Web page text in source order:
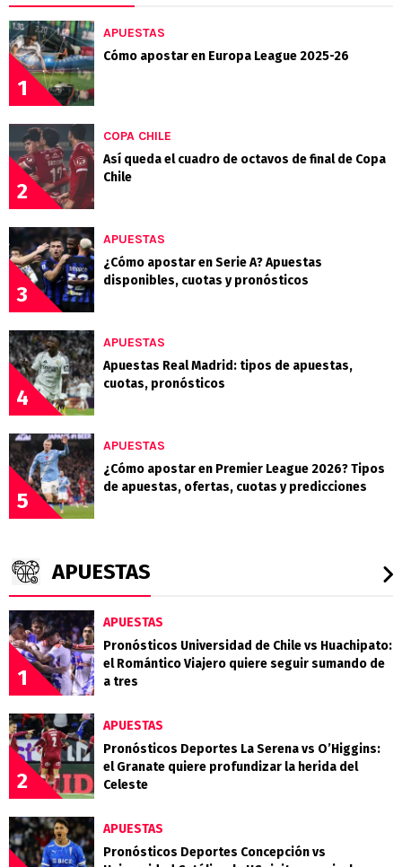
1
APUESTAS
Cómo apostar en Europa League 2025-26
2
COPA CHILE
Así queda el cuadro de octavos de final de Copa
Chile
3
APUESTAS
¿Cómo apostar en Serie A? Apuestas
disponibles, cuotas y pronósticos
4
APUESTAS
Apuestas Real Madrid: tipos de apuestas,
cuotas, pronósticos
5
APUESTAS
¿Cómo apostar en Premier League 2026? Tipos
de apuestas, ofertas, cuotas y predicciones
APUESTAS
1
APUESTAS
Pronósticos Universidad de Chile vs Huachipato:
el Romántico Viajero quiere seguir sumando de
a tres
2
APUESTAS
Pronósticos Deportes La Serena vs O’Higgins:
el Granate quiere profundizar la herida del
Celeste
APUESTAS
Pronósticos Deportes Concepción vs